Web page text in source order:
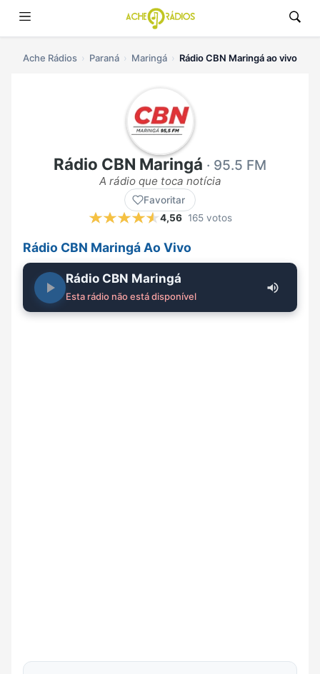
Ache Rádios Paraná Maringá Rádio CBN Maringá ao vivo
Rádio CBN Maringá · 95.5 FM
A rádio que toca notícia
Favoritar
4,56 165 votos
Rádio CBN Maringá Ao Vivo
Rádio CBN Maringá
Esta rádio não está disponível